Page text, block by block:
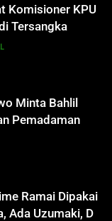
Pemadaman
Ada Uzumaki, D.
Doraemon
di Palangka Raya
Komisioner KPU
Tersangka
Hibah
Minta Bahlil
Pemadaman
Ramai Dipakai
Ada Uzumaki, D.